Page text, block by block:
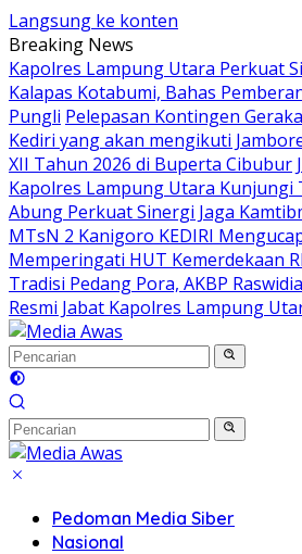
Langsung ke konten
Breaking News
Kapolres Lampung Utara Perkuat
Kalapas Kotabumi, Bahas
Pungli Pelepasan Kontingen
Kediri yang akan mengikuti
XII Tahun 2026 di Buperta Cibubur
Kapolres Lampung Utara Kunjungi
Abung Perkuat Sinergi Jaga
MTsN 2 Kanigoro KEDIRI
Memperingati HUT Kemerdekaan
Tradisi Pedang Pora, AKBP
Resmi Jabat Kapolres Lampung
Pedoman Media Siber
Nasional